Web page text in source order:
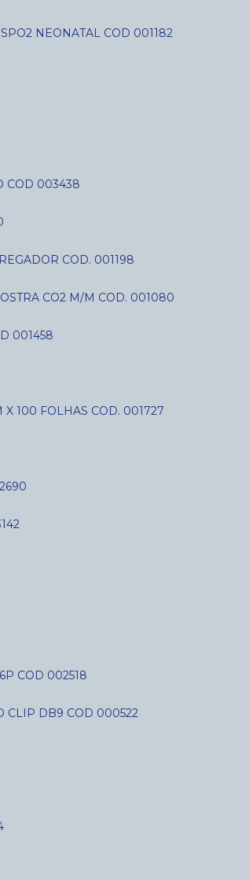
NEONATAL COD 001182
COD 003438
COD. 001198
CO2 M/M COD. 001080
001458
X 100 FOLHAS COD. 001727
COD 002518
CLIP DB9 COD 000522